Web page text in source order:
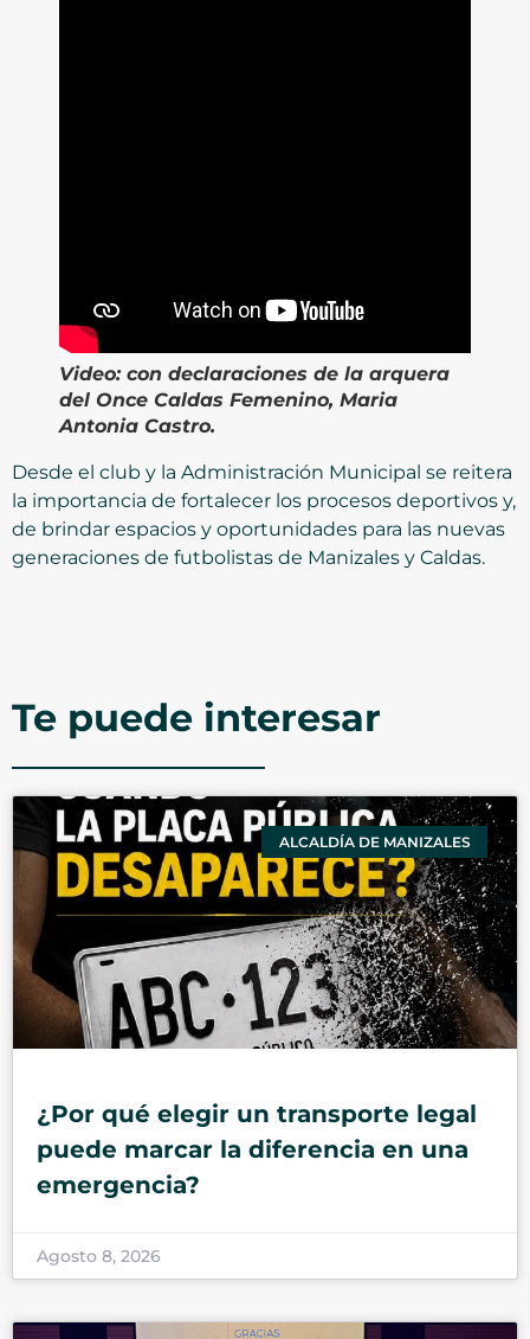
Video:con declaraciones de la arquera
del Once Caldas Femenino, Maria
Antonia Castro.
Desde el club y la Administración Municipal se reitera
la importancia de fortalecer los procesos deportivos y,
de brindar espacios y oportunidades para las nuevas
generaciones de futbolistas de Manizales y Caldas.
Te puede interesar
ALCALDÍA DE MANIZALES
¿Por qué elegir un transporte legal
puede marcar la diferencia en una
emergencia?
Agosto 8, 2026